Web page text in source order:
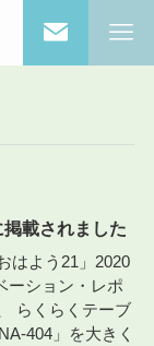
載されました
はよう21」2020
ーション・レポ
らくらくテーブ
404」を大きく